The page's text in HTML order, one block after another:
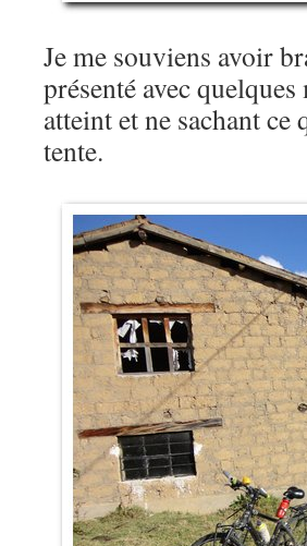
Je me souviens avoir
présenté avec
atteint et ne sachant
tente.